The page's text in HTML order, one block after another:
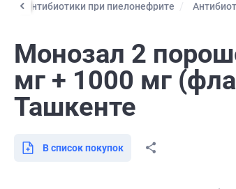
Антибиотики при пиелонефрите
Монозал 2
мг + 1000 мг
Ташкенте
В список покупок